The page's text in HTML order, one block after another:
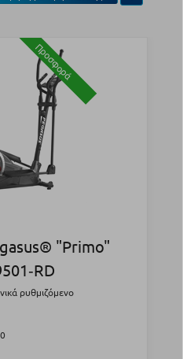
Προσφορά
"Primo"
ρυθμιζόμενο